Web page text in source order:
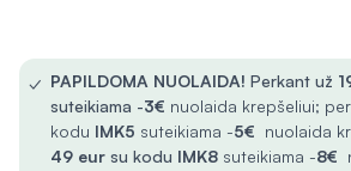
✓ PAPILDOMA NUOLAIDA! Perkant už
suteikiama -3€ nuolaida krepšeliui;
kodu IMK5 suteikiama -5€ nuolaida
49 eur su kodu IMK8 suteikiama -8€